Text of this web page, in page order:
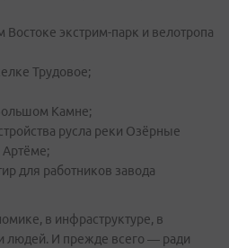
экстрим-парк и велотропа
Трудовое;
Камне;
русла реки Озёрные
для работников завода
в инфраструктуре, в
людей. И прежде всего — ради